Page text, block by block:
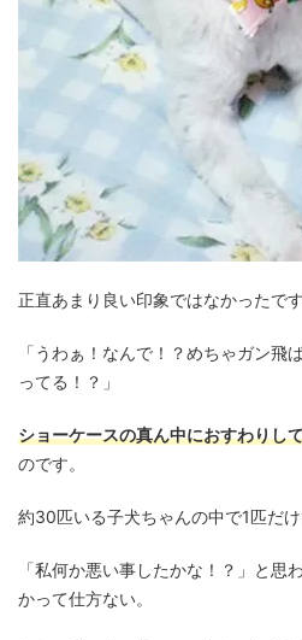
正直あまり良い印象ではなかったです
「うわぁ！なんで！？めちゃガン飛
ってる！？」
ショーケースの真ん中におすわりし
のです。
約30匹いる子犬ちゃんの中で1匹だけ
「私何か悪い事したかな！？」と思
かって仕方ない。